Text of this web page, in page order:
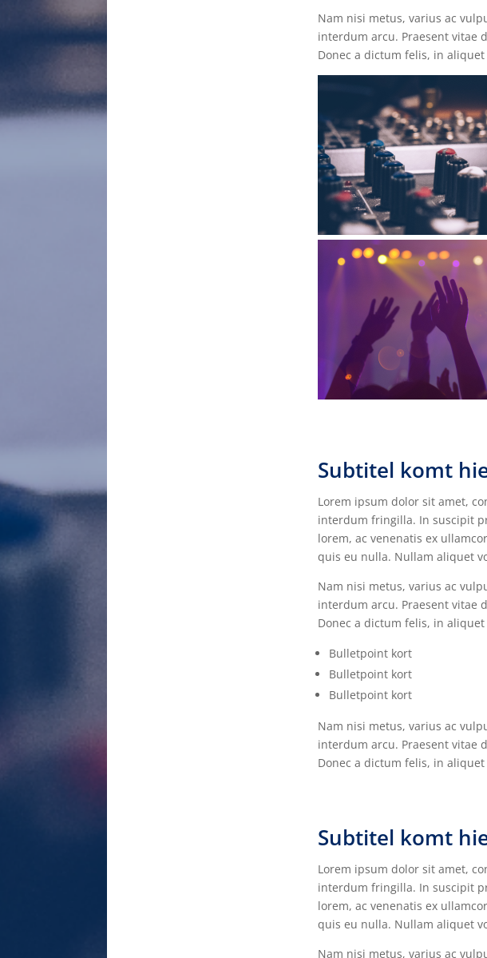
Nam nisi metus, varius ac
interdum arcu. Praesent vitae
Donec a dictum felis, in
Subtitel komt
Lorem ipsum dolor sit amet,
interdum fringilla. In suscipit
lorem, ac venenatis ex
quis eu nulla. Nullam aliquet
Nam nisi metus, varius ac
interdum arcu. Praesent vitae
Donec a dictum felis, in
Bulletpoint kort
Bulletpoint kort
Bulletpoint kort
Nam nisi metus, varius ac
interdum arcu. Praesent vitae
Donec a dictum felis, in
Subtitel komt
Lorem ipsum dolor sit amet,
interdum fringilla. In suscipit
lorem, ac venenatis ex
quis eu nulla. Nullam aliquet
Nam nisi metus, varius ac